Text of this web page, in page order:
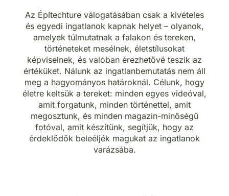
Az Építechture válogatásában csak a kivételes
és egyedi ingatlanok kapnak helyet – olyanok,
amelyek túlmutatnak a falakon és tereken,
történeteket mesélnek, életstílusokat
képviselnek, és valóban érezhetővé teszik az
értéküket. Nálunk az ingatlanbemutatás nem áll
meg a hagyományos határoknál. Célunk, hogy
életre keltsük a tereket: minden egyes videóval,
amit forgatunk, minden történettel, amit
megosztunk, és minden magazin-minőségű
fotóval, amit készítünk, segítjük, hogy az
érdeklődők beleéljék magukat az ingatlanok
varázsába.